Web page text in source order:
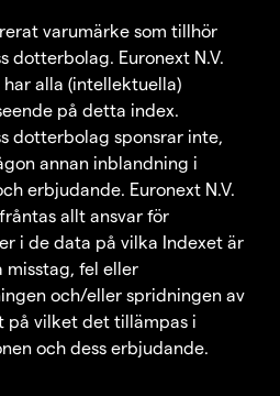
varumärke som tillhör
dotterbolag. Euronext N.V.
alla (intellektuella)
på detta index.
dotterbolag sponsrar inte,
annan inblandning i
erbjudande. Euronext N.V.
allt ansvar för
i de data på vilka Indexet är
misstag, fel eller
och/eller spridningen av
på vilket det tillämpas i
och dess erbjudande.